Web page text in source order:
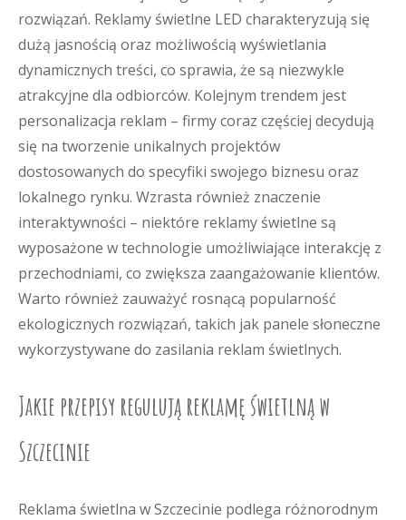
rozwiązań. Reklamy świetlne LED charakteryzują się
dużą jasnością oraz możliwością wyświetlania
dynamicznych treści, co sprawia, że są niezwykle
atrakcyjne dla odbiorców. Kolejnym trendem jest
personalizacja reklam – firmy coraz częściej decydują
się na tworzenie unikalnych projektów
dostosowanych do specyfiki swojego biznesu oraz
lokalnego rynku. Wzrasta również znaczenie
interaktywności – niektóre reklamy świetlne są
wyposażone w technologie umożliwiające interakcję z
przechodniami, co zwiększa zaangażowanie klientów.
Warto również zauważyć rosnącą popularność
ekologicznych rozwiązań, takich jak panele słoneczne
wykorzystywane do zasilania reklam świetlnych.
Jakie przepisy regulują reklamę świetlną w
Szczecinie
Reklama świetlna w Szczecinie podlega różnorodnym